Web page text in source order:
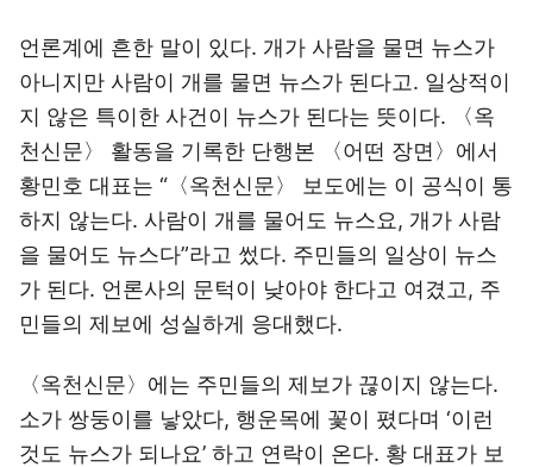
언론계에 흔한 말이 있다. 개가 사람을 물면 뉴스가
아니지만 사람이 개를 물면 뉴스가 된다고. 일상적이
지 않은 특이한 사건이 뉴스가 된다는 뜻이다. 〈옥
천신문〉 활동을 기록한 단행본 〈어떤 장면〉에서
황민호 대표는 “〈옥천신문〉 보도에는 이 공식이 통
하지 않는다. 사람이 개를 물어도 뉴스요, 개가 사람
을 물어도 뉴스다”라고 썼다. 주민들의 일상이 뉴스
가 된다. 언론사의 문턱이 낮아야 한다고 여겼고, 주
민들의 제보에 성실하게 응대했다.
〈옥천신문〉에는 주민들의 제보가 끊이지 않는다.
소가 쌍둥이를 낳았다, 행운목에 꽃이 폈다며 ‘이런
것도 뉴스가 되나요’ 하고 연락이 온다. 황 대표가 보